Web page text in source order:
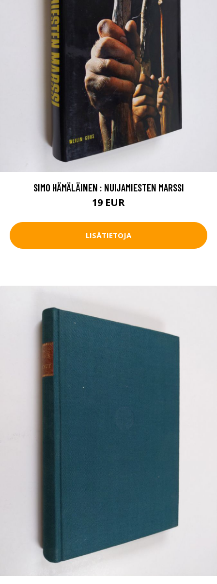
SIMO HÄMÄLÄINEN : NUIJAMIESTEN MARSSI
19 EUR
LISÄTIETOJA